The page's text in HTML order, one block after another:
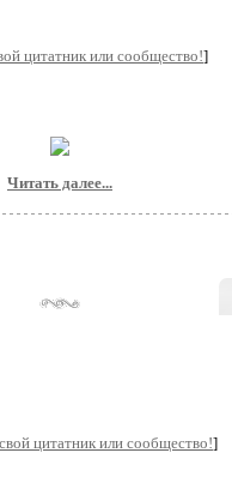
цитатник или сообщество!]
Читать далее...
цитатник или сообщество!]